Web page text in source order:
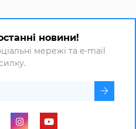
новини!
мережі та e-mail